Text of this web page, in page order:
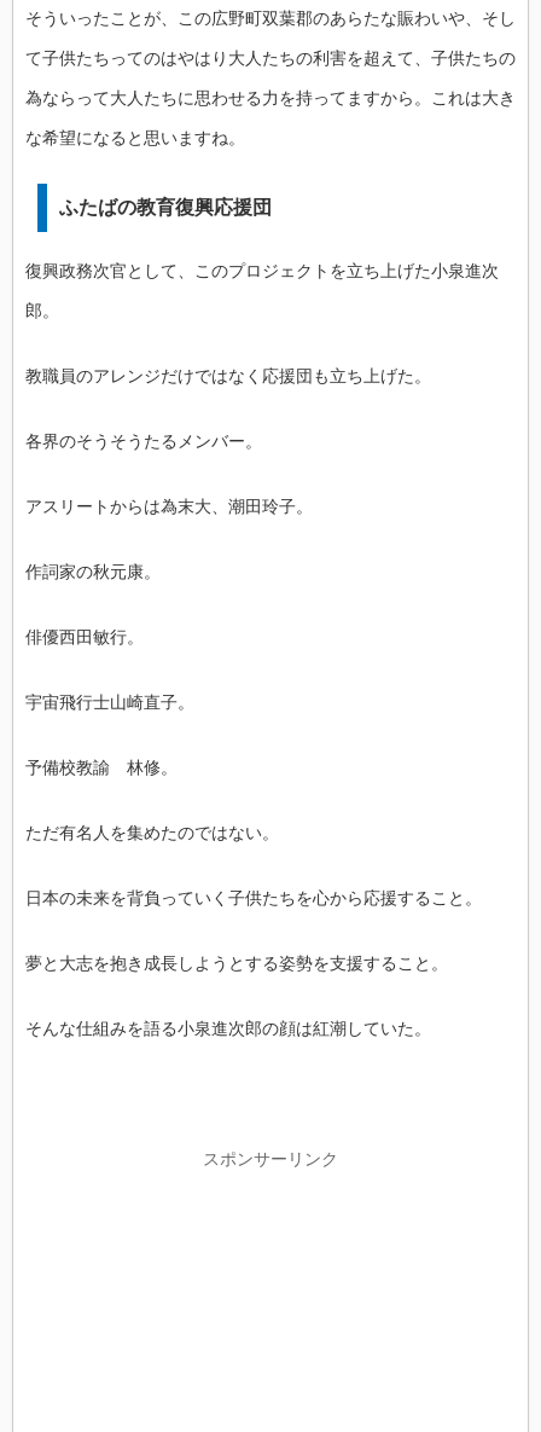
そういったことが、この広野町双葉郡のあらたな賑わいや、そし
て子供たちってのはやはり大人たちの利害を超えて、子供たちの
為ならって大人たちに思わせる力を持ってますから。これは大き
な希望になると思いますね。
ふたばの教育復興応援団
復興政務次官として、このプロジェクトを立ち上げた小泉進次
郎。
教職員のアレンジだけではなく応援団も立ち上げた。
各界のそうそうたるメンバー。
アスリートからは為末大、潮田玲子。
作詞家の秋元康。
俳優西田敏行。
宇宙飛行士山崎直子。
予備校教諭 林修。
ただ有名人を集めたのではない。
日本の未来を背負っていく子供たちを心から応援すること。
夢と大志を抱き成長しようとする姿勢を支援すること。
そんな仕組みを語る小泉進次郎の顔は紅潮していた。
スポンサーリンク